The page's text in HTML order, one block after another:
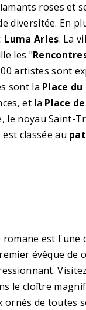
roses et
diversitée. En
Luma Arles. La
les "
artistes sont
sont la Place du
et la Place
le noyau Saint-
classée au
romane est l'une
évêque de
le cloître
ornés de toutes